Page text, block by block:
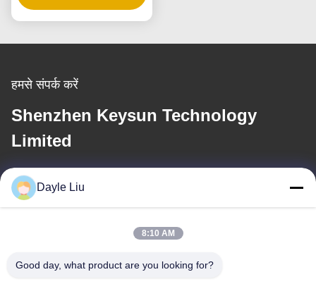
हमसे संपर्क करें
Shenzhen Keysun Technology
Limited
ई-मेल
dayle@keysuntech.com
हमारा पता
Dayle Liu
8:10 AM
Good day, what product are you looking for?